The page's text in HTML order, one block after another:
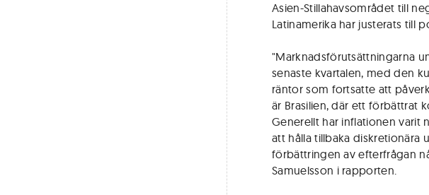
Asien-Stillahavsområdet till
Latinamerika har justerats till
"Marknadsförutsättningarna
senaste kvartalen, med den
räntor som fortsatte att
är Brasilien, där ett förbättrat
Generellt har inflationen varit
att hålla tillbaka
förbättringen av efterfrågan
Samuelsson i rapporten.